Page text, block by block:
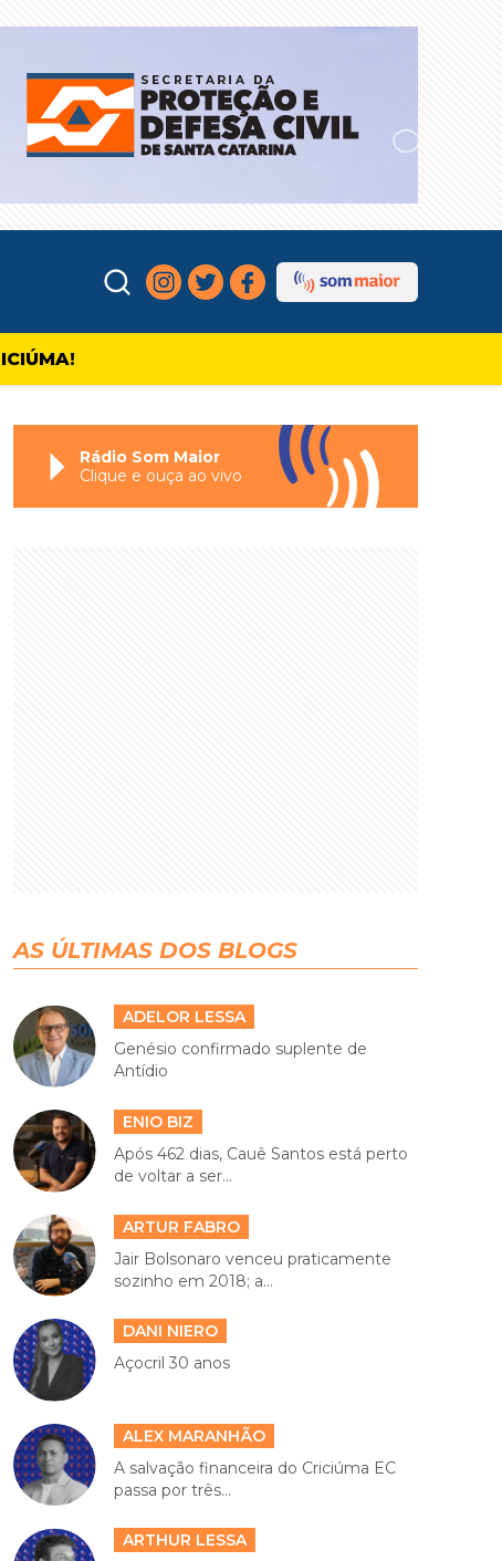
Rádio Som Maior
Clique e ouça ao vivo
AS ÚLTIMAS DOS BLOGS
ADELOR LESSA
Genésio confirmado suplente de
Antídio
ENIO BIZ
Após 462 dias, Cauê Santos está perto
de voltar a ser...
ARTUR FABRO
Jair Bolsonaro venceu praticamente
sozinho em 2018; a...
DANI NIERO
Açocril 30 anos
ALEX MARANHÃO
A salvação financeira do Criciúma EC
passa por três...
ARTHUR LESSA